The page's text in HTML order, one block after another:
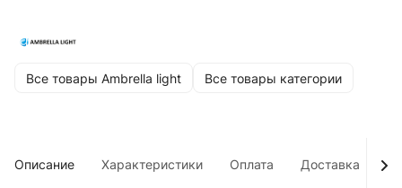
Все товары Ambrella light Все товары категории
Описание Характеристики Оплата Доставка